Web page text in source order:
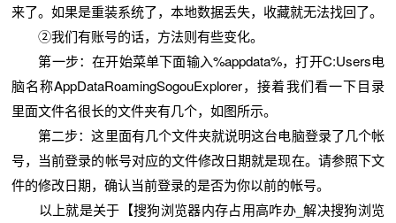
来了。如果是重装系统了，本地数据丢失，收藏就无法找回了。
②我们有账号的话，方法则有些变化。
第一步：在开始菜单下面输入%appdata%，打开C:Users电
脑名称AppDataRoamingSogouExplorer，接着我们看一下目录
里面文件名很长的文件夹有几个，如图所示。
第二步：这里面有几个文件夹就说明这台电脑登录了几个帐
号，当前登录的帐号对应的文件修改日期就是现在。请参照下文
件的修改日期，确认当前登录的是否为你以前的帐号。
以上就是关于【搜狗浏览器内存占用高咋办_解决搜狗浏览